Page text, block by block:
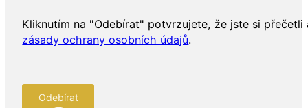
Kliknutím na "Odebírat" potvrzujete, že jste si přečetli
zásady ochrany osobních údajů.
Odebírat